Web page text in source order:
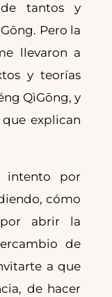
de tantos y
Pero la
llevaron a
y teorías
QìGōng, y
explican
intento por
cómo
abrir la
de
a que
de hacer